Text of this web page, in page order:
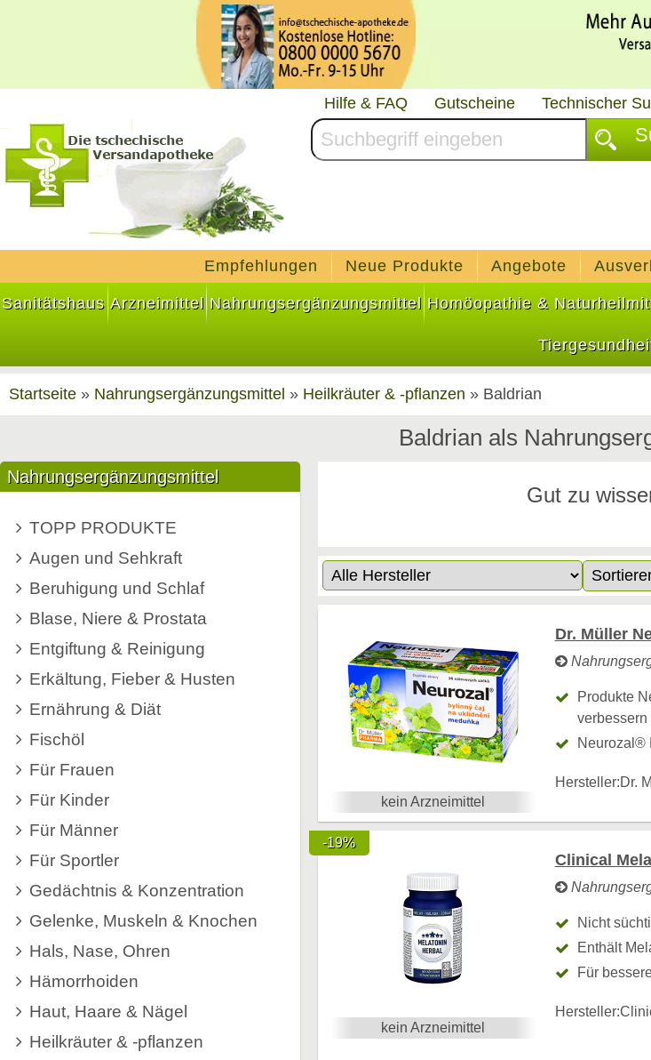
Hilfe & FAQ Gutscheine Technischer
Empfehlungen Neue Produkte Angebote
Sanitätshaus Arzneimittel Nahrungsergänzungsmittel Homöopathie &
Startseite » Nahrungsergänzungsmittel » Heilkräuter & -pflanzen » Baldrian
Baldrian als
Gut zu
kein Arzneimittel
Dr. Müller
Produkte
verbessern
Neurozal®
Hersteller:Dr.
-19%
kein Arzneimittel
Clinical
Nicht
Enthält
Für
Hersteller:
Nahrungsergänzungsmittel
TOPP PRODUKTE
Augen und Sehkraft
Beruhigung und Schlaf
Blase, Niere & Prostata
Entgiftung & Reinigung
Erkältung, Fieber & Husten
Ernährung & Diät
Fischöl
Für Frauen
Für Kinder
Für Männer
Für Sportler
Gedächtnis & Konzentration
Gelenke, Muskeln & Knochen
Hals, Nase, Ohren
Hämorrhoiden
Haut, Haare & Nägel
Heilkräuter & -pflanzen